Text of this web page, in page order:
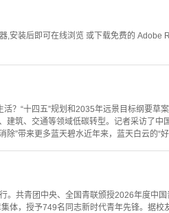
,安装后即可在线浏览 或下载免费的 Adobe
活？“十四五”规划和2035年远景目标纲要
筑、交通等领域低碳转型。记者采访了中
”带来更多蓝天碧水近年来，蓝天白云的“好
共青团中央、全国青联颁授2026年度中
体，授予749名同志新时代青年先锋。据校